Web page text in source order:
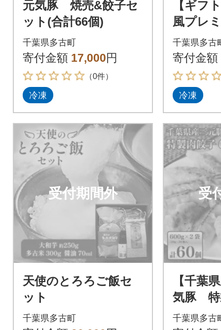
元気豚 焼売&餃子セ
ット(合計66個)
千葉県多古町
寄付金額 17,000円
（0件）
冷凍
【ギフ
風プレ
千葉県多古
寄付金額
冷凍
受付期間外
天使のとろろご飯セ
ット
千葉県多古町
受
【千葉
気豚 特
千葉県多古